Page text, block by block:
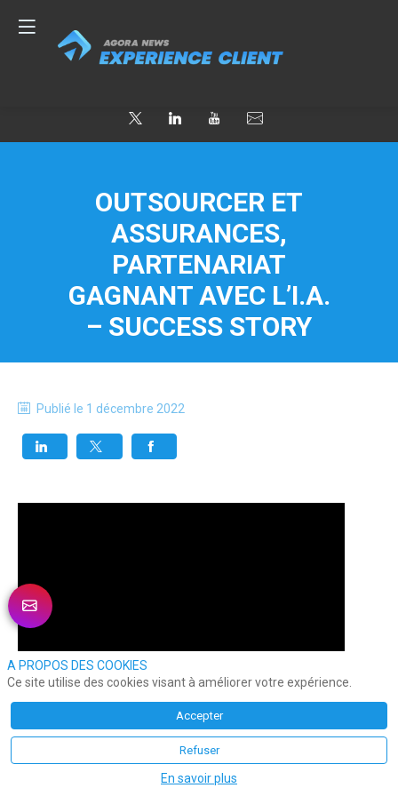
OUTSOURCER ET
ASSURANCES,
PARTENARIAT
GAGNANT AVEC L’I.A.
– SUCCESS STORY
Publié le 1 décembre 2022
A PROPOS DES COOKIES
Ce site utilise des cookies visant à améliorer votre expérience.
Accepter
Refuser
En savoir plus